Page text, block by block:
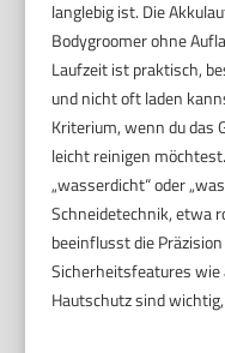
langlebig ist. Die
Bodygroomer ohne
Laufzeit ist praktisch,
und nicht oft laden
Kriterium, wenn du das
leicht reinigen
„wasserdicht“ oder
Schneidetechnik, etwa
beeinflusst die
Sicherheitsfeatures wie
Hautschutz sind